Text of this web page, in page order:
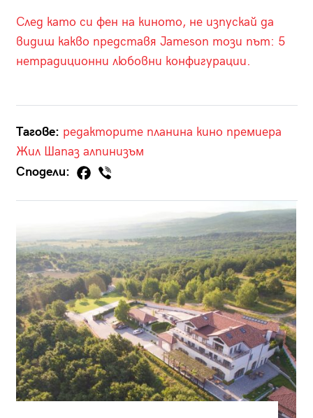
След като си фен на киното, не изпускай да
видиш какво представя Jameson този път: 5
нетрадиционни любовни конфигурации.
Тагове: редакторите планина кино премиера
Жил Шапаз алпинизъм
Сподели: